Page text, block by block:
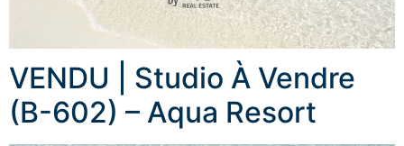
VENDU | Studio À Vendre
(B-602) – Aqua Resort